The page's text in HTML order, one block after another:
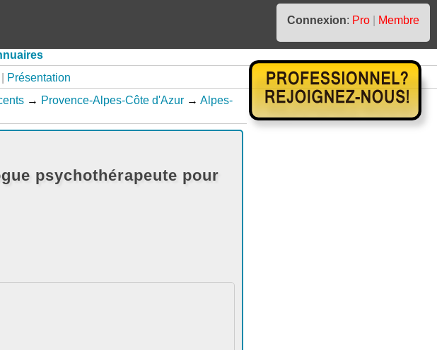
Connexion: Pro
Membre
Présentation
→ Provence-Alpes-Côte d'Azur → Alpes-
psychothérapeute pour